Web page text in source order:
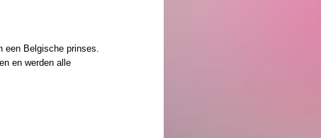
een Belgische prinses.
en werden alle